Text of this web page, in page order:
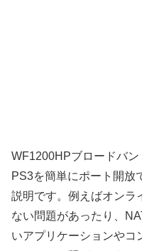
WF1200HPブロードバ
PS3を簡単にポート開放
説明です。例えばオンラ
ない問題があったり、
いアプリケーションやコ